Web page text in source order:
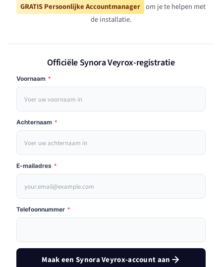
GRATIS Persoonlijke Accountmanager om je te helpen met
de installatie.
Officiële Synora Veyrox-registratie
Voornaam *
Achternaam *
E-mailadres *
Telefoonnummer *
Maak een Synora Veyrox-account aan